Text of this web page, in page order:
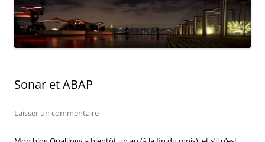
Sonar et ABAP
Laisser un commentaire